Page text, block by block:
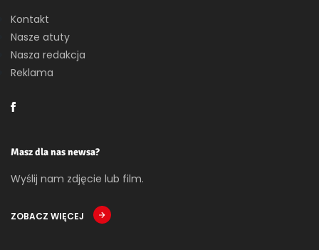
Kontakt
Nasze atuty
Nasza redakcja
Reklama
Masz dla nas newsa?
Wyślij nam zdjęcie lub film.
ZOBACZ WIĘCEJ